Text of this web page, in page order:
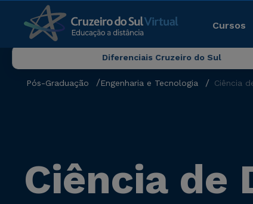
Cursos
Diferenciais Cruzeiro do Sul
Pós-Graduação Engenharia e Tecnologia Ciência
Ciência de